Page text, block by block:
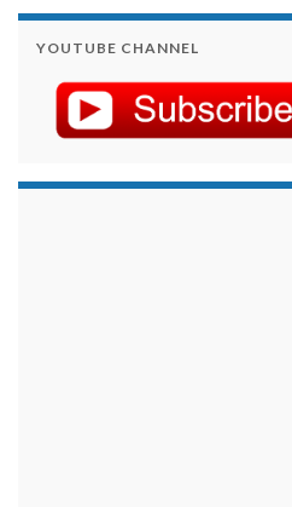
YOUTUBE CHANNEL